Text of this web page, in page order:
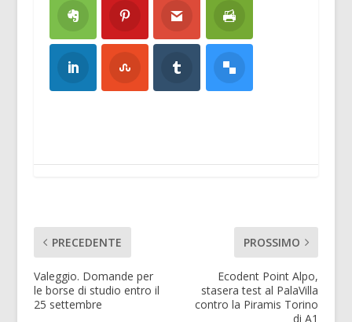
PRECEDENTE
Valeggio. Domande per
le borse di studio entro il
25 settembre
PROSSIMO
Ecodent Point Alpo,
stasera test al PalaVilla
contro la Piramis Torino
di A1